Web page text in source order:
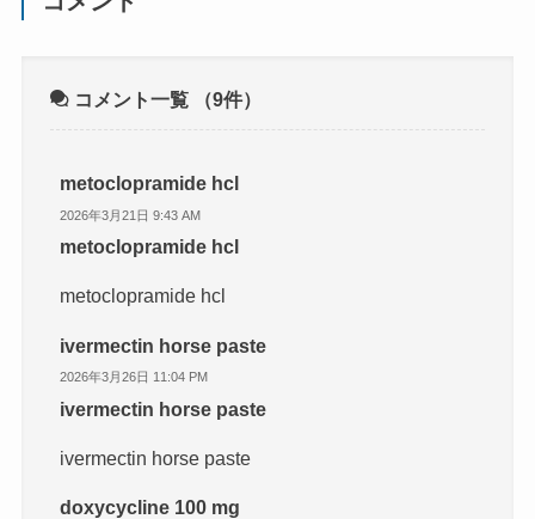
コメント一覧 （9件）
metoclopramide hcl
2026年3月21日 9:43 AM
metoclopramide hcl
metoclopramide hcl
ivermectin horse paste
2026年3月26日 11:04 PM
ivermectin horse paste
ivermectin horse paste
doxycycline 100 mg